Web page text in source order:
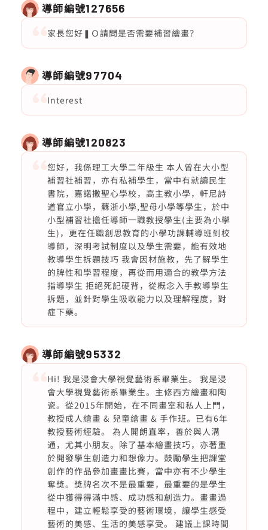
導師編號127656
家長您好❚Ｏ請問是否需要補習繪畫？
導師編號97704
Interest
導師編號120823
您好，我係理工大學二年級生 本人曾在大小型
補習社補習，亦有私補學生，當中有就讀民生
書院，嘉諾撒聖心學校，高主教小學，軒尼詩
道官立小學，蘇浙小學,聖母小學等學生，於中
小型補習社擔任導師一職教授學生(主要為小學
生)，更在任職創思教育的小學功課輔導班到校
導師，深明考試制度以及學生需要，能有效地
教導學生拆題技巧 我會因材施教，先了解學生
的脾性和學習程度，再從而用適合的教學方法
指導學生 拒絕死記硬背，從概念入手教導學生
拆題，並針對學生吸收能力以及理解程度，對
症下藥。
導師編號95332
Hi! 我是浸會大學視覺藝術系畢業生。 我是浸
會大學視覺藝術系畢業生。主修西方繪畫和陶
瓷。從2015年開始，在不同畫室和私人上門，
教授成人繪畫 & 兒童繪畫 & 手作班。已有6年
教授藝術經驗。 為人開朗直率，善於與人溝
通，尤其小朋友。除了基本繪畫技巧，亦著重
於開發學生創造力和想像力。鼓勵學生把課堂
創作的作品參加畫畫比賽，當中亦有不少學生
奪獎。獎牌名次不是最重要，最重要的是學生
從中獲得得滿中感、成功感和創造力。畫畫過
程中，建立輕鬆享受的藝術環境，讓學生感受
藝術的美感、生活的美感享受。 建議上課時間